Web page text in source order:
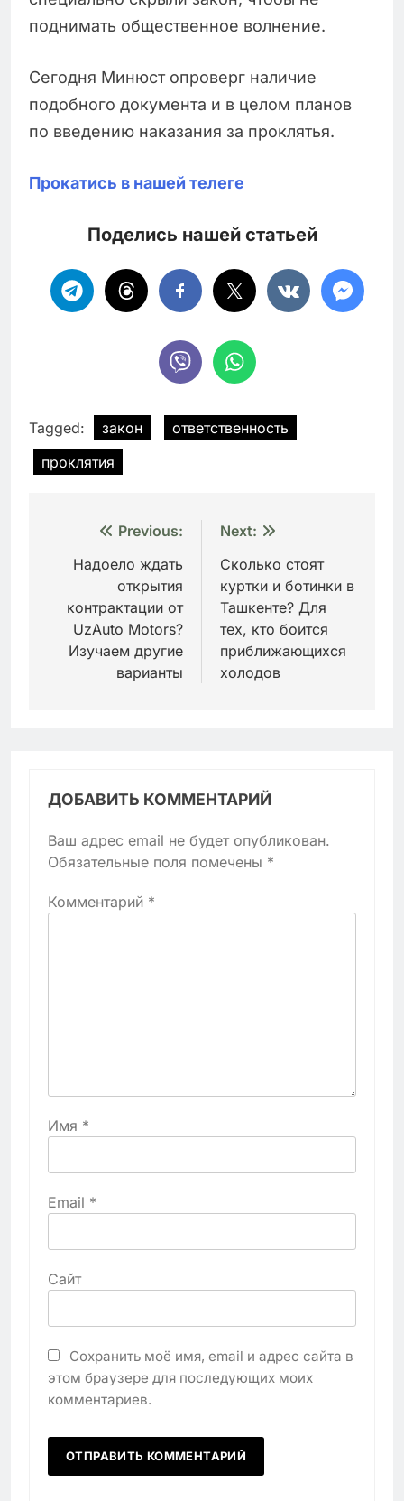
поднимать общественное волнение.
Сегодня Минюст опроверг наличие
подобного документа и в целом планов
по введению наказания за проклятья.
Прокатись в нашей телеге
Поделись нашей статьей
Tagged: закон
ответственность
проклятия
Навигация
записям
Previous:
Надоело ждать
открытия
контрактации от
UzAuto Motors?
Изучаем другие
варианты
Next:
Сколько стоят
куртки и ботинки в
Ташкенте? Для
тех, кто боится
приближающихся
холодов
ДОБАВИТЬ КОММЕНТАРИЙ
Ваш адрес email не будет опубликован.
Обязательные поля помечены *
Комментарий *
Имя *
Email *
Сайт
Сохранить моё имя, email и адрес сайта в
этом браузере для последующих моих
комментариев.